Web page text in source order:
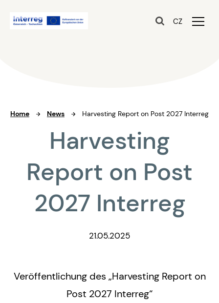
CZ
Home News Harvesting Report on Post 2027 Interreg
Harvesting
Report on Post
2027 Interreg
21.05.2025
Veröffentlichung des „Harvesting Report on
Post 2027 Interreg“